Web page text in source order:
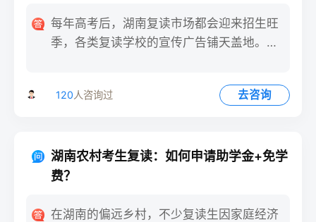
每年高考后，湖南复读市场都会迎来招生旺
季，各类复读学校的宣传广告铺天盖地。然
120人咨询过 去咨询
湖南农村考生复读：如何申请助学金+免学
费？
在湖南的偏远乡村，不少复读生因家庭经济